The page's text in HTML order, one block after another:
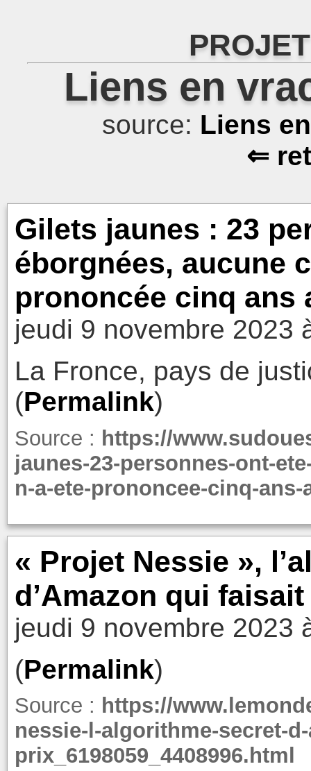
Liens en
source: Liens
⇐
Gilets jaunes : 23
éborgnées, aucune
prononcée cinq ans
jeudi 9 novembre 2023
La Fronce, pays de
(Permalink)
Source : https://
jaunes-23-personnes-ont-
n-a-ete-prononcee-cinq-ans-
« Projet Nessie »,
d’Amazon qui
jeudi 9 novembre 2023
(Permalink)
Source : https://
nessie-l-algorithme-secret-
prix_6198059_4408996.html